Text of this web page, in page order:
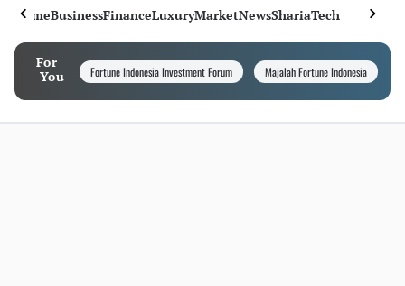
HomeBusinessFinanceLuxuryMarketNewsShariaTech
For
You
Fortune Indonesia Investment Forum Majalah Fortune Indonesia